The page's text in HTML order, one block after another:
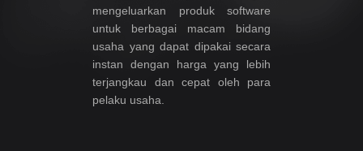
mengeluarkan produk software
untuk berbagai macam bidang
usaha yang dapat dipakai secara
instan dengan harga yang lebih
terjangkau dan cepat oleh para
pelaku usaha.